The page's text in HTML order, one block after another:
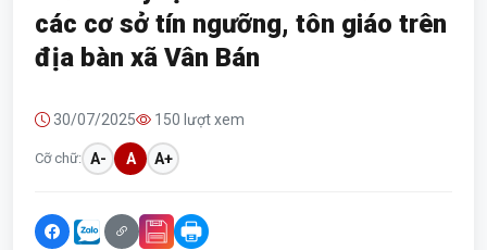
các cơ sở tín ngưỡng, tôn giáo trên
địa bàn xã Vân Bán
30/07/2025 150 lượt xem
Cỡ chữ: A- A A+